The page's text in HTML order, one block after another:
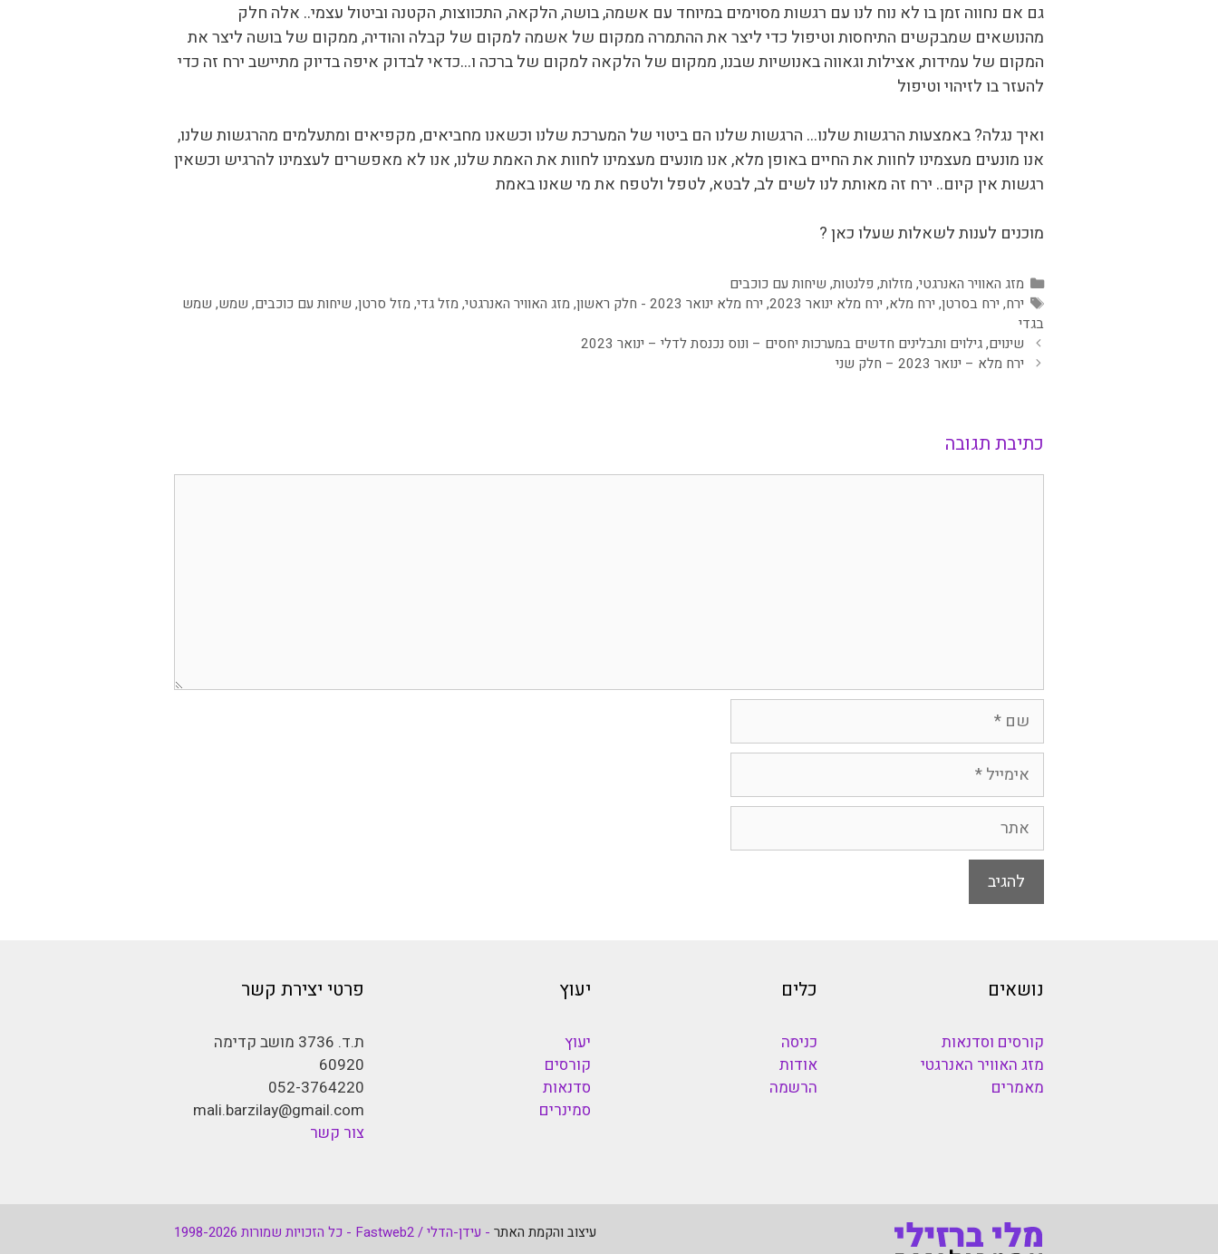
גם אם נחווה זמן בו לא נוח לנו עם רגשות מסוימים במיוחד עם אשמה, בושה, הלקאה, התכווצות, הקטנה וביטול עצמי.. אלה חלק
מהנושאים שמבקשים התיחסות וטיפול כדי ליצר את ההתמרה ממקום של אשמה למקום של קבלה והודיה, ממקום של בושה ליצר את
המקום של עמידות, אצילות וגאווה באנושיות שבנו, ממקום של הלקאה למקום של ברכה ו…כדאי לבדוק איפה בדיוק מתיישב ירח זה כדי
להעזר בו לזיהוי וטיפול
ואיך נגלה? באמצעות הרגשות שלנו… הרגשות שלנו הם ביטוי של המערכת שלנו וכשאנו מחביאים, מקפיאים ומתעלמים מהרגשות שלנו,
אנו מונעים מעצמינו לחוות את החיים באופן מלא, אנו מונעים מעצמינו לחוות את האמת שלנו, אנו לא מאפשרים לעצמינו להרגיש וכשאין
רגשות אין קיום.. ירח זה מאותת לנו לשים לב, לבטא, לטפל ולטפח את מי שאנו באמת
מוכנים לענות לשאלות שעלו כאן ?
קטגוריות
מזג האוויר האנרגטי, מזלות, פלנטות, שיחות עם כוכבים
תגיות
ירח, ירח בסרטן, ירח מלא, ירח מלא ינואר 2023 , ירח מלא ינואר 2023 - חלק ראשון , מזג האוויר האנרגטי, מזל גדי, מזל סרטן, שיחות עם כוכבים, שמש, שמש
בגדי
שינוים, גילוים ותבלינים חדשים במערכות יחסים – ונוס נכנסת לדלי – ינואר 2023
ירח מלא – ינואר 2023 – חלק שני
כתיבת תגובה
נושאים
קורסים וסדנאות
מזג האוויר האנרגטי
מאמרים
כלים
כניסה
אודות
הרשמה
יעוץ
יעוץ
קורסים
סדנאות
סמינרים
פרטי יצירת קשר
ת.ד. 3736 מושב קדימה
60920
052-3764220
mali.barzilay@gmail.com
צור קשר
עיצוב והקמת האתר - עידן-הדלי / Fastweb2 - כל הזכויות שמורות 1998-2026